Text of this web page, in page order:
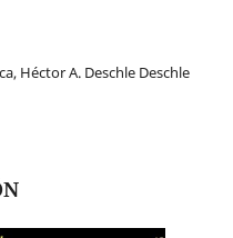
Héctor A. Deschle Deschle